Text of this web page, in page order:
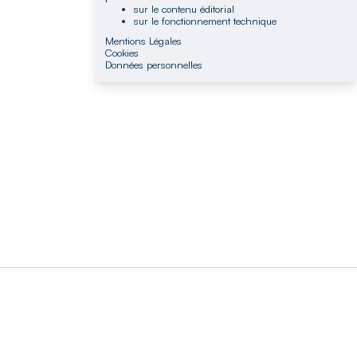
sur le contenu éditorial
sur le fonctionnement technique
Mentions Légales
Cookies
Données personnelles